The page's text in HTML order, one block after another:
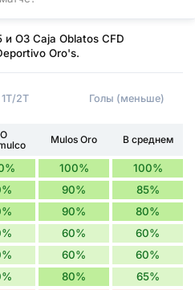
ОЗ Caja Oblatos CFD
Oro's.
1Т/2Т Голы (меньше)
Mulos Oro В среднем
100% 100%
90% 85%
90% 80%
60% 60%
60% 60%
80% 65%